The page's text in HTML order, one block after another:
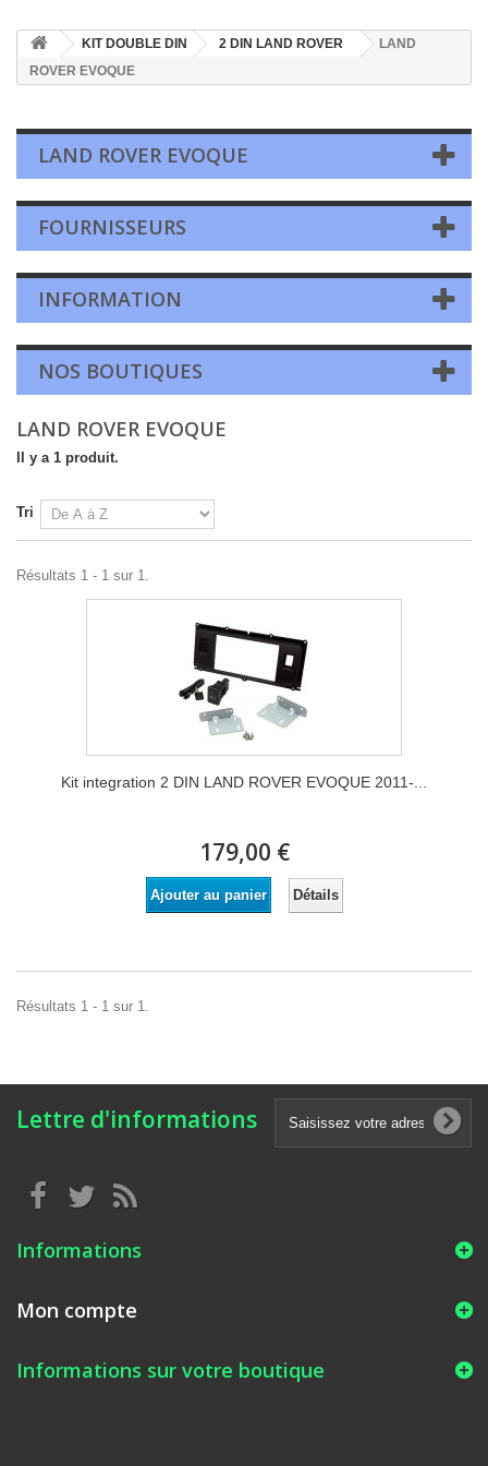
KIT DOUBLE DIN 2 DIN LAND ROVER
LAND
ROVER EVOQUE
LAND ROVER EVOQUE
FOURNISSEURS
INFORMATION
NOS BOUTIQUES
LAND ROVER EVOQUE
Il y a 1 produit.
Tri
Résultats 1 - 1 sur 1.
Kit integration 2 DIN LAND ROVER EVOQUE 2011-...
179,00 €
Ajouter au panier Détails
Résultats 1 - 1 sur 1.
Lettre d'informations
Informations
Mon compte
Informations sur votre boutique